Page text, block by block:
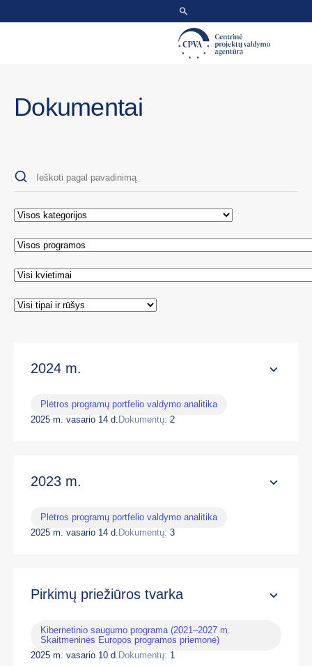
Dokumentai
2024 m.
Plėtros programų portfelio valdymo analitika
2025 m. vasario 14 d. Dokumentų: 2
2023 m.
Plėtros programų portfelio valdymo analitika
2025 m. vasario 14 d. Dokumentų: 3
Pirkimų priežiūros tvarka
Kibernetinio saugumo programa (2021–2027 m.
Skaitmeninės Europos programos priemonė)
2025 m. vasario 10 d. Dokumentų: 1